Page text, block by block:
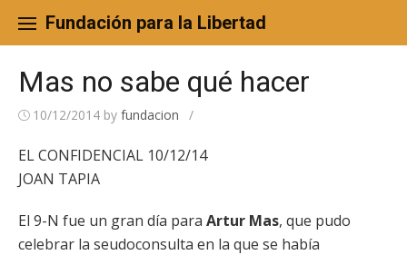
content
Fundación para la Libertad
Mas no sabe qué hacer
10/12/2014 by fundacion /
EL CONFIDENCIAL 10/12/14
JOAN TAPIA
El 9-N fue un gran día para Artur Mas, que pudo
celebrar la seudoconsulta en la que se había